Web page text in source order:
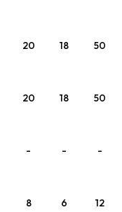
20 18 50
20 18 50
- - -
8 6 12